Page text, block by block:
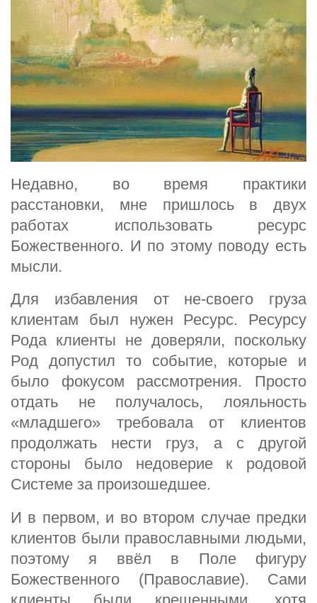
Недавно, во время практики
расстановки, мне пришлось в двух
работах использовать ресурс
Божественного. И по этому поводу есть
мысли.
Для избавления от не-своего груза
клиентам был нужен Ресурс. Ресурсу
Рода клиенты не доверяли, поскольку
Род допустил то событие, которые и
было фокусом рассмотрения. Просто
отдать не получалось, лояльность
«младшего» требовала от клиентов
продолжать нести груз, а с другой
стороны было недоверие к родовой
Системе за произошедшее.
И в первом, и во втором случае предки
клиентов были православными людьми,
поэтому я ввёл в Поле фигуру
Божественного (Православие). Сами